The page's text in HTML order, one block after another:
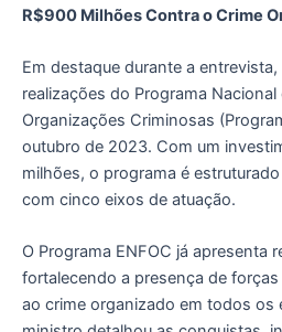
R$900 Milhões Contra o Crime
Em destaque durante a
realizações do Programa
Organizações Criminosas
outubro de 2023. Com um
milhões, o programa é
com cinco eixos de atuação.
O Programa ENFOC já apresenta
fortalecendo a presença de
ao crime organizado em todos os